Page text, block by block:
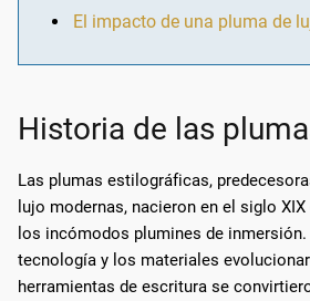
El impacto de una pluma de
Historia de las
Las plumas estilográficas,
lujo modernas, nacieron en el siglo
los incómodos plumines de
tecnología y los materiales
herramientas de escritura se